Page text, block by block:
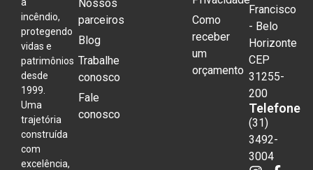
incêndio,
protegendo
vidas e
patrimônios
desde
1999.
Uma
trajetória
construída
com
excelência,
Nossos
parceiros
Blog
Trabalhe
conosco
Fale
conosco
Como
receber
um
orçamento
Francisco
- Belo
Horizonte
CEP
31255-
200
Telefone
(31)
3492-
3004